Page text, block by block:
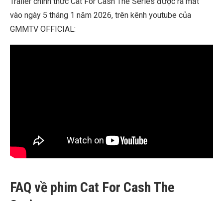
vào ngày 5 tháng 1 năm 2026, trên kênh youtube của
GMMTV OFFICIAL:
FAQ về phim Cat For Cash The